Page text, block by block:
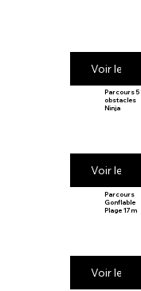
Voir le
Parcours 5
obstacles
Ninja
Voir le
Parcours
Gonflable
Plage 17m
Voir le